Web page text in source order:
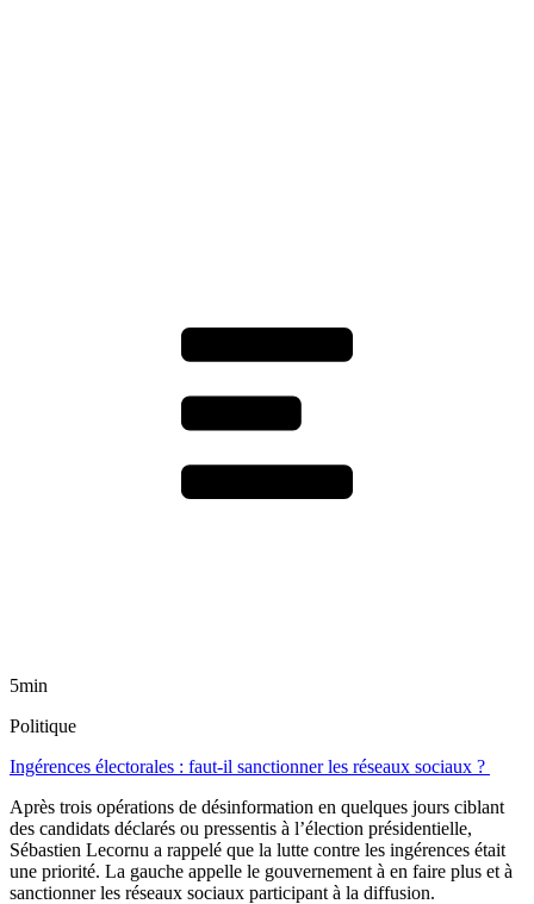
5min
Politique
Ingérences électorales : faut-il sanctionner les réseaux sociaux ?
Après trois opérations de désinformation en quelques jours ciblant
des candidats déclarés ou pressentis à l’élection présidentielle,
Sébastien Lecornu a rappelé que la lutte contre les ingérences était
une priorité. La gauche appelle le gouvernement à en faire plus et à
sanctionner les réseaux sociaux participant à la diffusion.